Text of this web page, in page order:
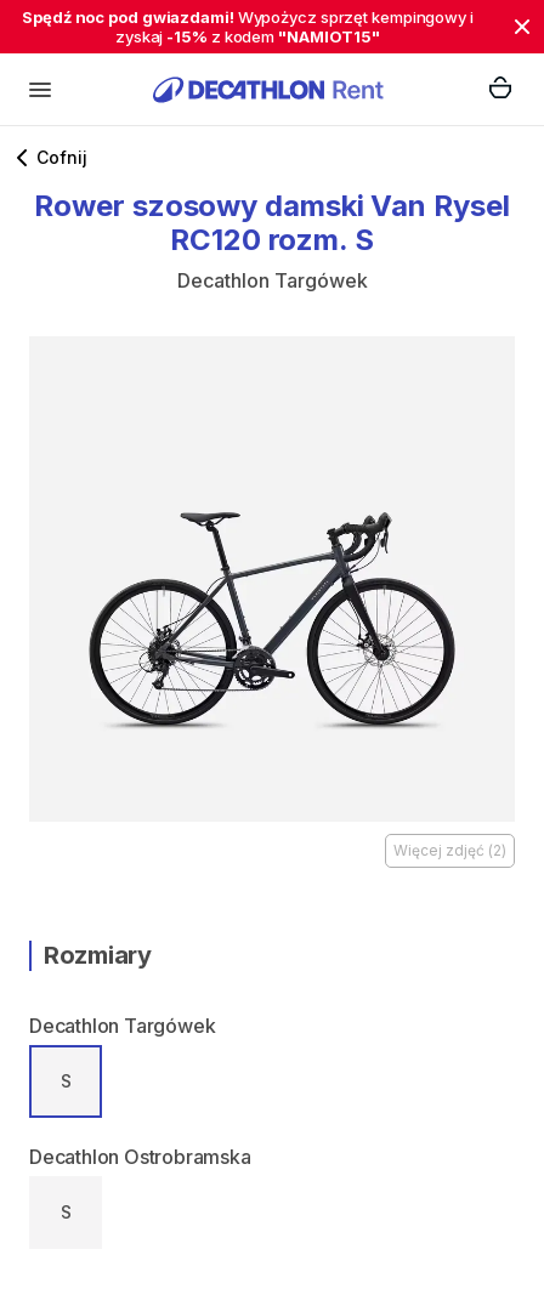
Spędź noc pod gwiazdami! Wypożycz sprzęt kempingowy i
zyskaj -15% z kodem "NAMIOT15"
Cofnij
Rower szosowy damski Van Rysel
RC120 rozm. S
Decathlon Targówek
Więcej zdjęć (2)
Rozmiary
Decathlon Targówek
S
Decathlon Ostrobramska
S